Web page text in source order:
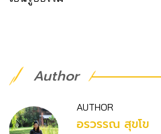
Author
AUTHOR
อรวรรณ สุขโข